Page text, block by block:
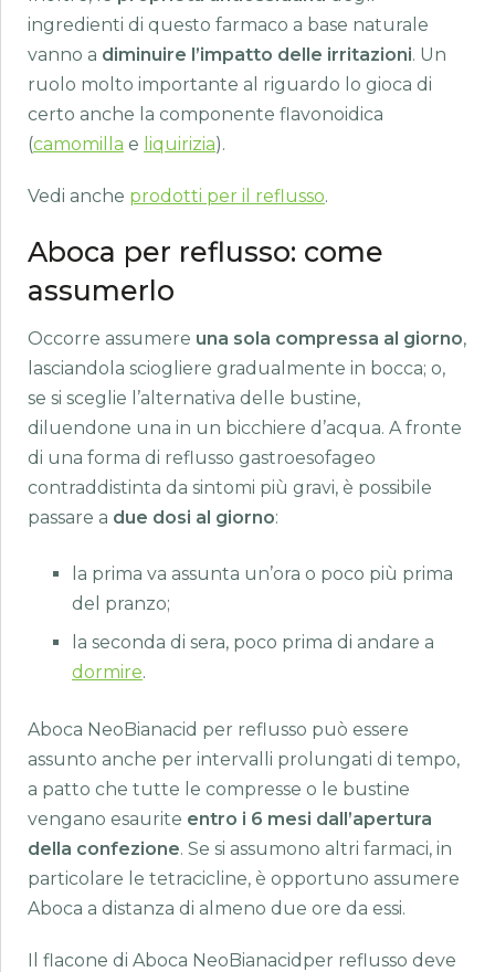
ingredienti di questo farmaco a base naturale
vanno a diminuire l’impatto delle irritazioni. Un
ruolo molto importante al riguardo lo gioca di
certo anche la componente flavonoidica
(camomilla e liquirizia).
Vedi anche prodotti per il reflusso.
Aboca per reflusso: come
assumerlo
Occorre assumere una sola compressa al giorno,
lasciandola sciogliere gradualmente in bocca; o,
se si sceglie l’alternativa delle bustine,
diluendone una in un bicchiere d’acqua. A fronte
di una forma di reflusso gastroesofageo
contraddistinta da sintomi più gravi, è possibile
passare a due dosi al giorno:
la prima va assunta un’ora o poco più prima
del pranzo;
la seconda di sera, poco prima di andare a
dormire.
Aboca NeoBianacid per reflusso può essere
assunto anche per intervalli prolungati di tempo,
a patto che tutte le compresse o le bustine
vengano esaurite entro i 6 mesi dall’apertura
della confezione. Se si assumono altri farmaci, in
particolare le tetracicline, è opportuno assumere
Aboca a distanza di almeno due ore da essi.
Il flacone di Aboca NeoBianacidper reflusso deve